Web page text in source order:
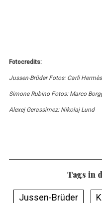
Fotocredits:
Jussen-Brüder Fotos: Carli Hermès
Simone Rubino Fotos: Marco
Alexej Gerassimez: Nikolaj Lund
Tags in
Jussen-Brüder